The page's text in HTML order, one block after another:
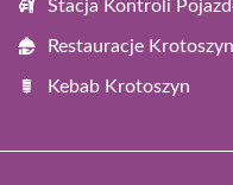
Stacja Kontroli
Restauracje Krotoszyn
Kebab Krotoszyn